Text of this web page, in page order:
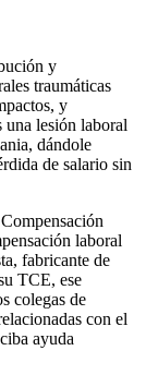
y
traumáticas
y
una lesión laboral
dándole
de salario sin
laboral
fabricante de
TCE, ese
colegas de
con el
ayuda